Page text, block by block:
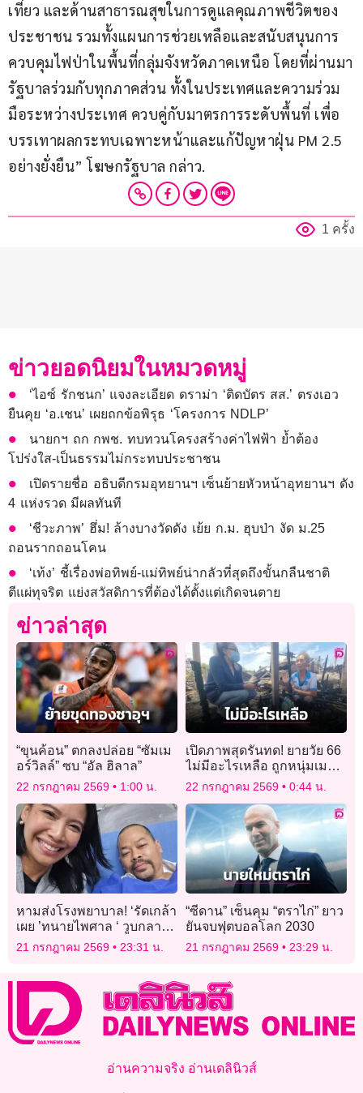
เที่ยว และด้านสาธารณสุขในการดูแลคุณภาพชีวิตของ
ประชาชน รวมทั้งแผนการช่วยเหลือและสนับสนุนการ
ควบคุมไฟป่าในพื้นที่กลุ่มจังหวัดภาคเหนือ โดยที่ผ่านมา
รัฐบาลร่วมกับทุกภาคส่วน ทั้งในประเทศและความร่วม
มือระหว่างประเทศ ควบคู่กับมาตรการระดับพื้นที่ เพื่อ
บรรเทาผลกระทบเฉพาะหน้าและแก้ปัญหาฝุ่น PM 2.5
อย่างยั่งยืน” โฆษกรัฐบาล กล่าว.
1 ครั้ง
ข่าวยอดนิยมในหมวดหมู่
‘ไอซ์ รักชนก’ แจงละเอียด ดราม่า ‘ติดบัตร สส.’ ตรงเอว
ยืนคุย ‘อ.เชน’ เผยถกข้อพิรุธ ‘โครงการ NDLP’
นายกฯ ถก กพช. ทบทวนโครงสร้างค่าไฟฟ้า ย้ำต้อง
โปร่งใส-เป็นธรรมไม่กระทบประชาชน
เปิดรายชื่อ อธิบดีกรมอุทยานฯ เซ็นย้ายหัวหน้าอุทยานฯ ดัง
4 แห่งรวด มีผลทันที
‘ชีวะภาพ’ ฮึ่ม! ล้างบางวัดดัง เย้ย ก.ม. ฮุบป่า งัด ม.25
ถอนรากถอนโคน
‘เท้ง’ ชี้เรื่องพ่อทิพย์-แม่ทิพย์น่ากลัวที่สุดถึงขั้นกลืนชาติ
ตีแผ่ทุจริต แย่งสวัสดิการที่ต้องได้ตั้งแต่เกิดจนตาย
ข่าวล่าสุด
“ขุนค้อน” ตกลงปล่อย “ซัมเม
อร์วิลล์” ซบ “อัล ฮิลาล”
22 กรกฎาคม 2569 1:00 น.
เปิดภาพสุดรันทด! ยายวัย 66
ไม่มีอะไรเหลือ ถูกหนุ่มเมา
ยาจุดเผาไฟบ้านลามวอด 7
22 กรกฎาคม 2569 0:44 น.
หามส่งโรงพยาบาล! ‘รัดเกล้า
เผย ’ทนายไพศาล ‘ วูบกลาง
วงประชุม กมธ.พบ หัวใจเต้น
ผิดจังหวะ ตอนนี้ปลอดภัย
21 กรกฎาคม 2569 23:31 น.
“ซีดาน” เซ็นคุม “ตราไก่” ยาว
ยันจบฟุตบอลโลก 2030
21 กรกฎาคม 2569 23:29 น.
อ่านความจริง อ่านเดลินิวส์